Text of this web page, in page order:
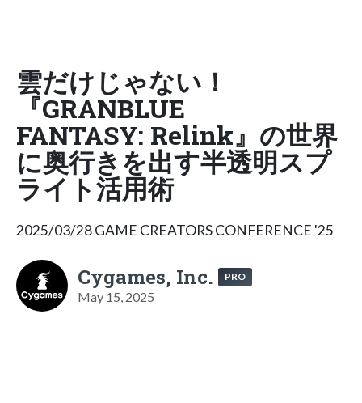
雲だけじゃない！
『GRANBLUE
FANTASY: Relink』の世界
に奥行きを出す半透明スプ
ライト活用術
2025/03/28 GAME CREATORS CONFERENCE '25
Cygames, Inc. PRO
May 15, 2025